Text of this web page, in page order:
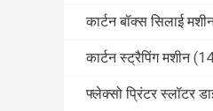
कार्टन बॉक्स सिलाई
कार्टन स्ट्रैपिंग मशीन
फ्लेक्सो प्रिंटर स्लॉटर